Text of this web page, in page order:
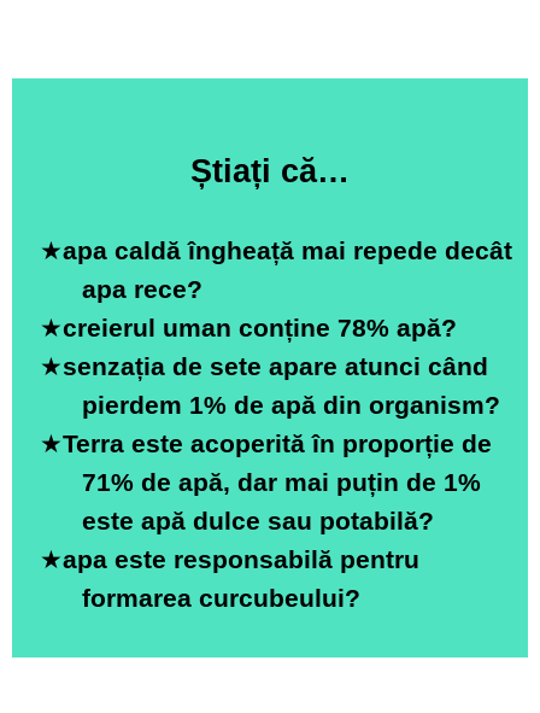
Știați că…
★apa caldă îngheață mai repede decât
apa rece?
★creierul uman conține 78% apă?
★senzația de sete apare atunci când
pierdem 1% de apă din organism?
★Terra este acoperită în proporție de
71% de apă, dar mai puțin de 1%
este apă dulce sau potabilă?
★apa este responsabilă pentru
formarea curcubeului?